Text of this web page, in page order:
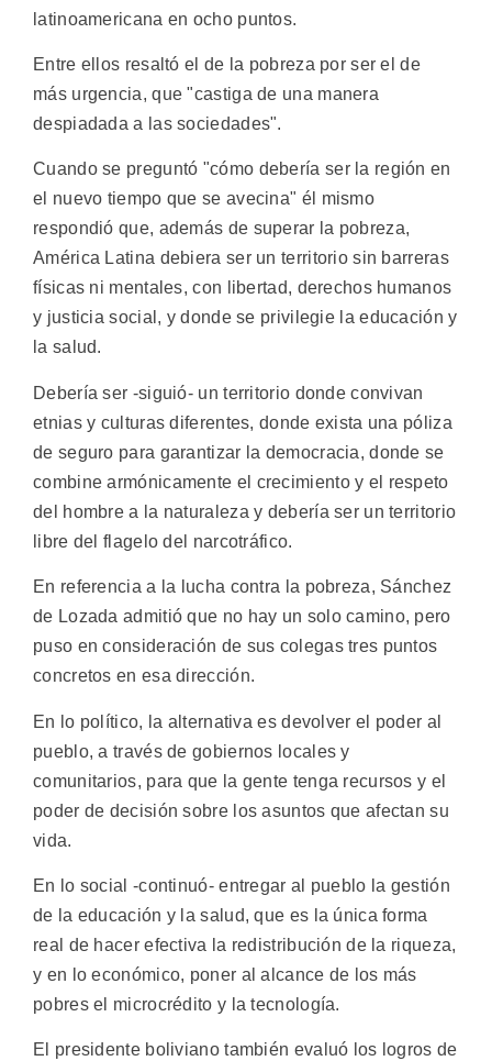
latinoamericana en ocho puntos.
Entre ellos resaltó el de la pobreza por ser el de
más urgencia, que "castiga de una manera
despiadada a las sociedades".
Cuando se preguntó "cómo debería ser la región en
el nuevo tiempo que se avecina" él mismo
respondió que, además de superar la pobreza,
América Latina debiera ser un territorio sin barreras
físicas ni mentales, con libertad, derechos humanos
y justicia social, y donde se privilegie la educación y
la salud.
Debería ser -siguió- un territorio donde convivan
etnias y culturas diferentes, donde exista una póliza
de seguro para garantizar la democracia, donde se
combine armónicamente el crecimiento y el respeto
del hombre a la naturaleza y debería ser un territorio
libre del flagelo del narcotráfico.
En referencia a la lucha contra la pobreza, Sánchez
de Lozada admitió que no hay un solo camino, pero
puso en consideración de sus colegas tres puntos
concretos en esa dirección.
En lo político, la alternativa es devolver el poder al
pueblo, a través de gobiernos locales y
comunitarios, para que la gente tenga recursos y el
poder de decisión sobre los asuntos que afectan su
vida.
En lo social -continuó- entregar al pueblo la gestión
de la educación y la salud, que es la única forma
real de hacer efectiva la redistribución de la riqueza,
y en lo económico, poner al alcance de los más
pobres el microcrédito y la tecnología.
El presidente boliviano también evaluó los logros de